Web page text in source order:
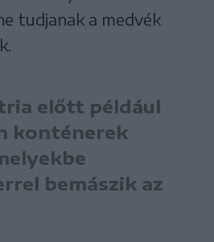
tudjanak a medvék
előtt például
konténerek
bemászik az